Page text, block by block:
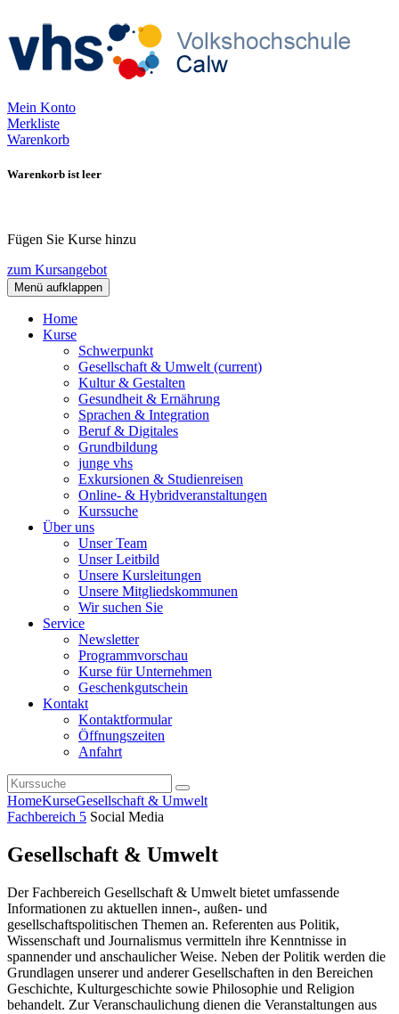
Mein Konto
Merkliste
Warenkorb
Warenkorb ist leer
Fügen Sie Kurse hinzu
zum Kursangebot
Menü aufklappen
Home
Kurse
Schwerpunkt
Gesellschaft & Umwelt (current)
Kultur & Gestalten
Gesundheit & Ernährung
Sprachen & Integration
Beruf & Digitales
Grundbildung
junge vhs
Exkursionen & Studienreisen
Online- & Hybridveranstaltungen
Kurssuche
Über uns
Unser Team
Unser Leitbild
Unsere Kursleitungen
Unsere Mitgliedskommunen
Wir suchen Sie
Service
Newsletter
Programmvorschau
Kurse für Unternehmen
Geschenkgutschein
Kontakt
Kontaktformular
Öffnungszeiten
Anfahrt
HomeKurseGesellschaft & Umwelt
Fachbereich 5 Social Media
Gesellschaft & Umwelt
Der Fachbereich Gesellschaft & Umwelt bietet umfassende
Informationen zu aktuellen innen-, außen- und
gesellschaftspolitischen Themen an. Referenten aus Politik,
Wissenschaft und Journalismus vermitteln ihre Kenntnisse in
spannender und anschaulicher Weise. Neben der Politik werden die
Grundlagen unserer und anderer Gesellschaften in den Bereichen
Geschichte, Kulturgeschichte sowie Philosophie und Religion
behandelt. Zur Veranschaulichung dienen die Veranstaltungen aus